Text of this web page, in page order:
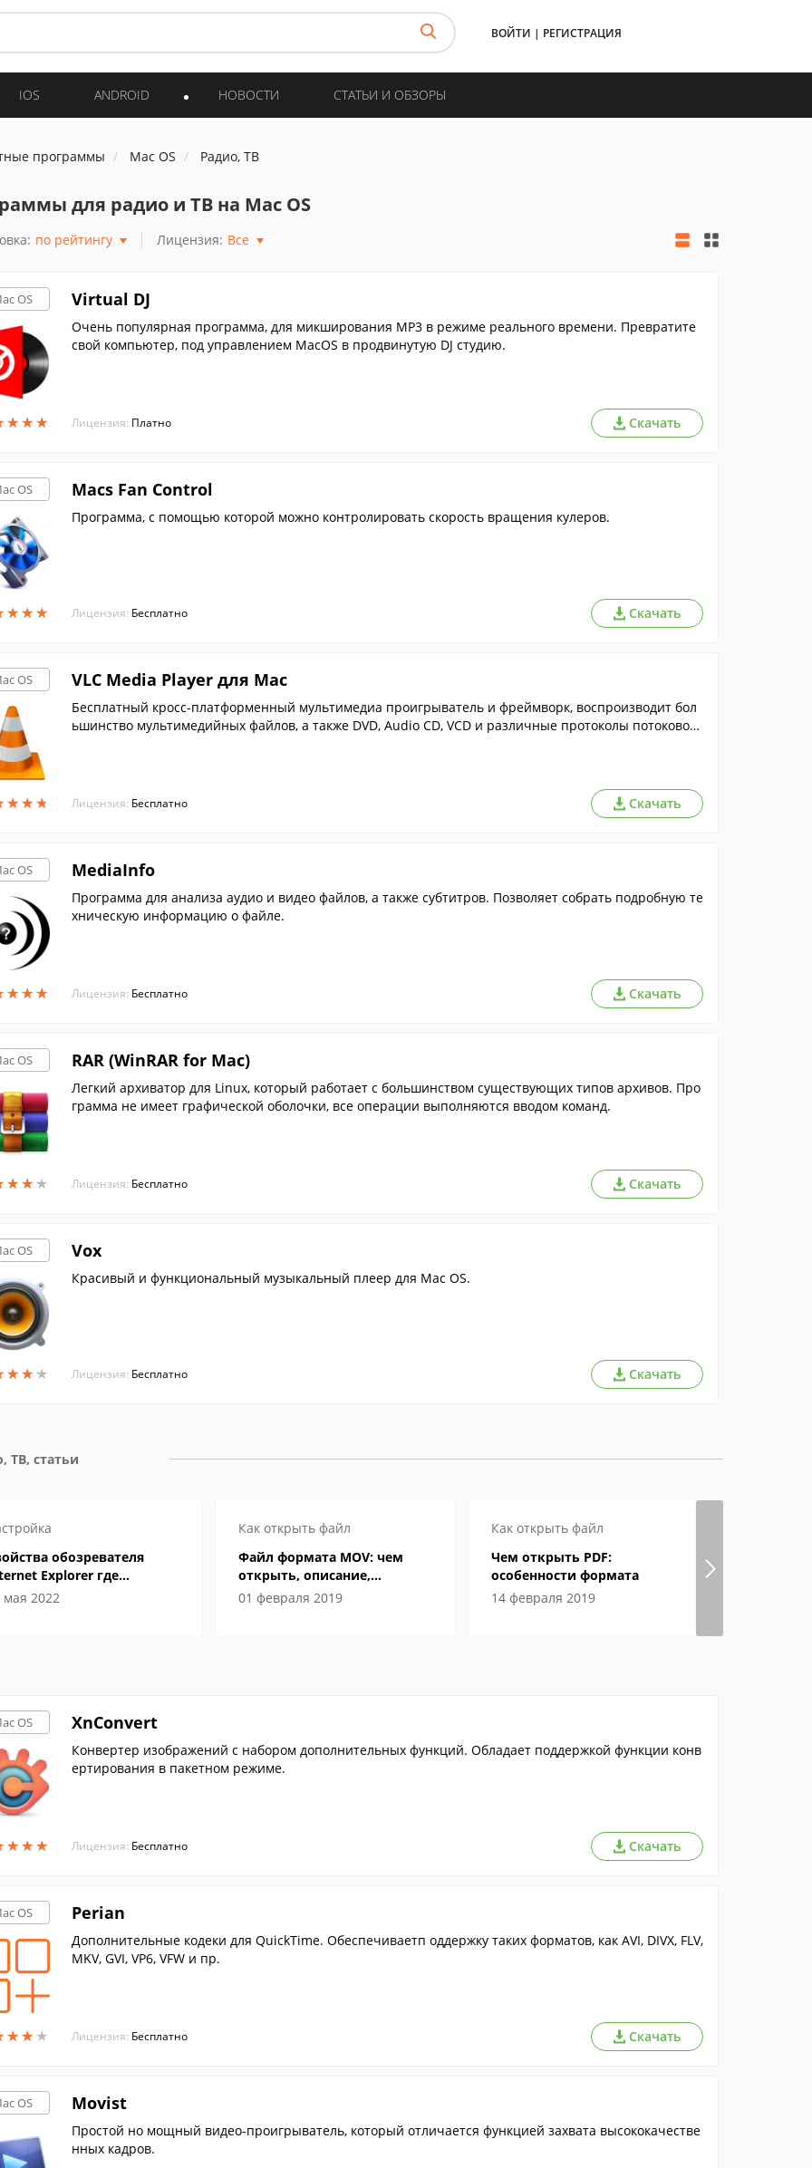
ВОЙТИ | РЕГИСТРАЦИЯ
IOS ANDROID НОВОСТИ СТАТЬИ И ОБЗОРЫ
программы Mac OS Радио, ТВ
для радио и ТВ на Mac OS
по рейтингу Лицензия: Все
OS
★★★
★★★
Virtual DJ
Очень популярная программа, для микширования MP3 в режиме реального времени. Превратите
свой компьютер, под управлением MacOS в продвинутую DJ студию.
Лицензия: Платно Скачать
OS
★★★
★★★
Macs Fan Control
Программа, с помощью которой можно контролировать скорость вращения кулеров.
Лицензия: Бесплатно Скачать
OS
★★★
★★★
VLC Media Player для Mac
Бесплатный кросс-платформенный мультимедиа проигрыватель и фреймворк, воспроизводит бол
ьшинство мультимедийных файлов, а также DVD, Audio CD, VCD и различные протоколы потокового
Лицензия: Бесплатно Скачать
OS
★★★
★★★
MediaInfo
Программа для анализа аудио и видео файлов, а также субтитров. Позволяет собрать подробную те
хническую информацию о файле.
Лицензия: Бесплатно Скачать
OS
★★★
★★★
RAR (WinRAR for Mac)
Легкий архиватор для Linux, который работает с большинством существующих типов архивов. Про
грамма не имеет графической оболочки, все операции выполняются вводом команд.
Лицензия: Бесплатно Скачать
OS
★★★
★★★
Vox
Красивый и функциональный музыкальный плеер для Mac OS.
Лицензия: Бесплатно Скачать
ТВ, статьи
обозревателя
Explorer где
мая 2022
Как открыть файл
Файл формата MOV: чем
открыть, описание,
особенности
01 февраля 2019
Как открыть файл
Чем открыть PDF:
особенности формата
14 февраля 2019
OS
★★★
★★★
XnConvert
Конвертер изображений с набором дополнительных функций. Обладает поддержкой функции конв
ертирования в пакетном режиме.
Лицензия: Бесплатно Скачать
OS
★★ ★
★★ ★
Perian
Дополнительные кодеки для QuickTime. Обеспечиваетп оддержку таких форматов, как AVI, DIVX, FLV,
MKV, GVI, VP6, VFW и пр.
Лицензия: Бесплатно Скачать
OS Movist
Простой но мощный видео-проигрыватель, который отличается функцией захвата высококачестве
нных кадров.